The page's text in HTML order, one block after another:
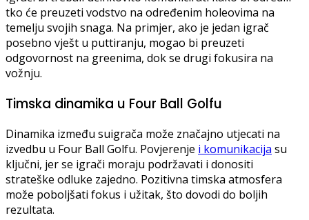
tko će preuzeti vodstvo na određenim holeovima na
temelju svojih snaga. Na primjer, ako je jedan igrač
posebno vješt u puttiranju, mogao bi preuzeti
odgovornost na greenima, dok se drugi fokusira na
vožnju.
Timska dinamika u Four Ball Golfu
Dinamika između suigrača može značajno utjecati na
izvedbu u Four Ball Golfu. Povjerenje i komunikacija su
ključni, jer se igrači moraju podržavati i donositi
strateške odluke zajedno. Pozitivna timska atmosfera
može poboljšati fokus i užitak, što dovodi do boljih
rezultata.